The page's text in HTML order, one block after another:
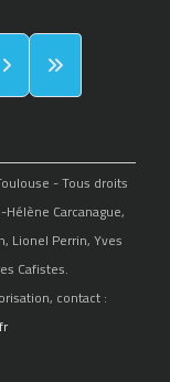
- Tous droits
Carcanague,
Lionel Perrin, Yves
Cafistes.
contact :